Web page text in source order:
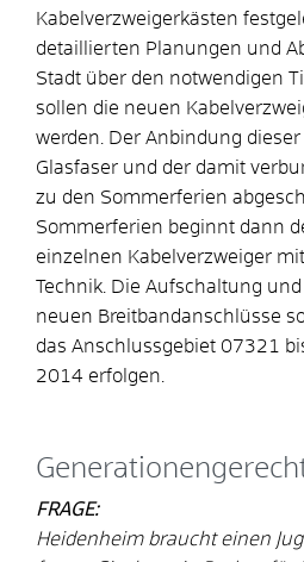
Kabelverzweigerkästen
detaillierten Planungen und
Stadt über den notwendigen
sollen die neuen
werden. Der Anbindung
Glasfaser und der damit
zu den Sommerferien
Sommerferien beginnt dann
einzelnen Kabelverzweiger
Technik. Die Aufschaltung
neuen Breitbandanschlüsse
das Anschlussgebiet 07321
2014 erfolgen.
FRAGE:
Heidenheim braucht einen